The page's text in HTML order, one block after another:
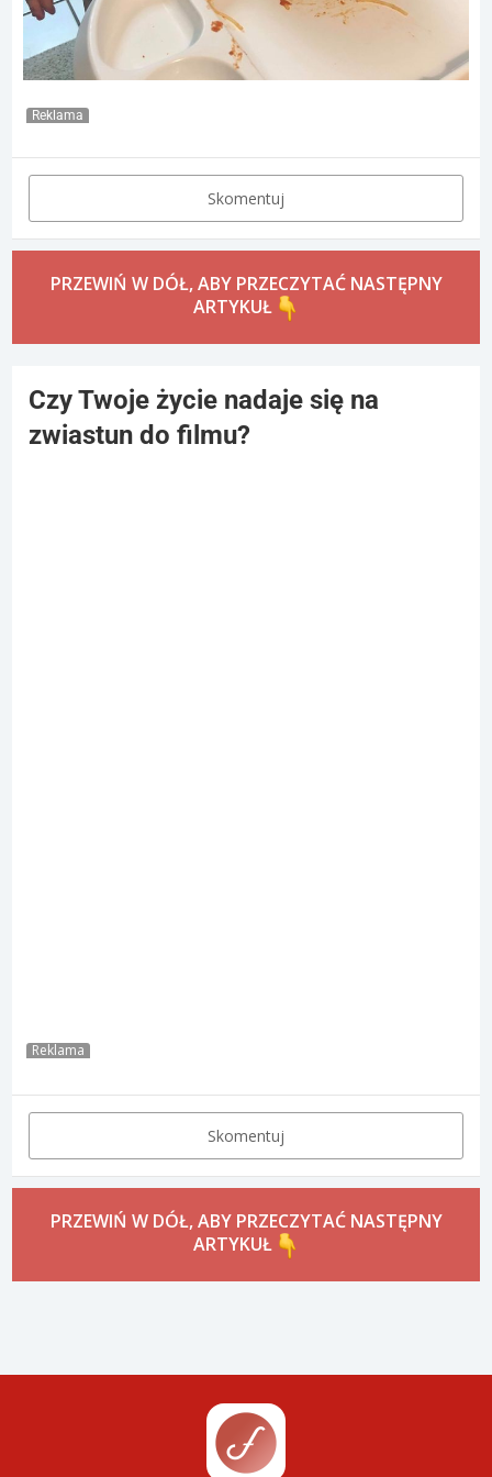
Reklama
Skomentuj
PRZEWIŃ W DÓŁ, ABY PRZECZYTAĆ NASTĘPNY
ARTYKUŁ
Czy Twoje życie nadaje się na
zwiastun do filmu?
Reklama
Skomentuj
PRZEWIŃ W DÓŁ, ABY PRZECZYTAĆ NASTĘPNY
ARTYKUŁ